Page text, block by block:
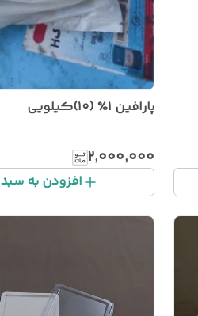
پارافین ۱٪ (۱۰)کیلویی
۲٬۰۰۰٬۰۰۰
افزودن به سبد